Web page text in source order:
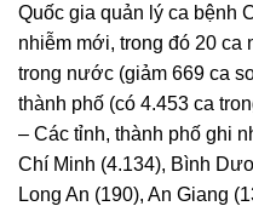
Quốc gia quản lý ca bệnh
nhiễm mới, trong đó 20 ca
trong nước (giảm 669 ca
thành phố (có 4.453 ca
– Các tỉnh, thành phố ghi
Chí Minh (4.134), Bình
Long An (190), An Giang